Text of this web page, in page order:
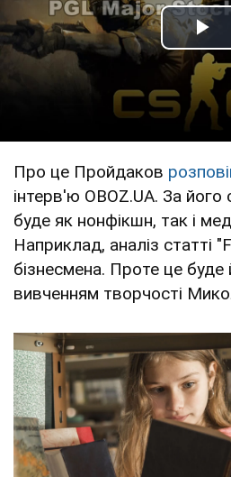
Про це Пройдаков
інтерв'ю OBOZ.UA. За його
буде як нонфікшн, так і
Наприклад, аналіз статті
бізнесмена. Проте це
вивченням творчості